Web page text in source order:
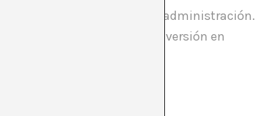
el dirigismo por parte de la administración.
invertir mejor, porque la inversión en